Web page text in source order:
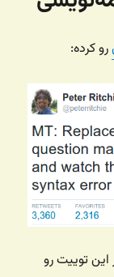
رو کرده: